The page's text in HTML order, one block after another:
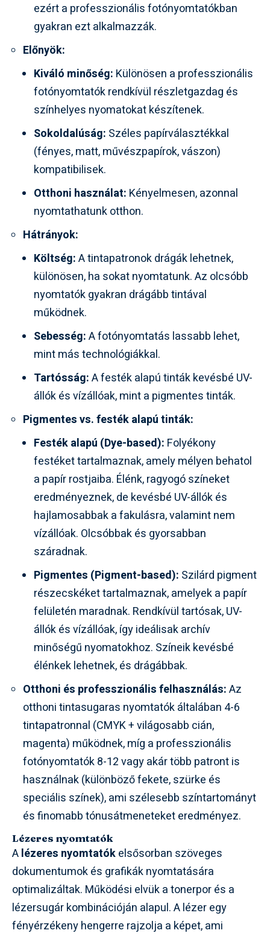
ezért a professzionális fotónyomtatókban
gyakran ezt alkalmazzák.
Előnyök:
Kiváló minőség: Különösen a professzionális
fotónyomtatók rendkívül részletgazdag és
színhelyes nyomatokat készítenek.
Sokoldalúság: Széles papírválasztékkal
(fényes, matt, művészpapírok, vászon)
kompatibilisek.
Otthoni használat: Kényelmesen, azonnal
nyomtathatunk otthon.
Hátrányok:
Költség:A tintapatronok drágák lehetnek,
különösen, ha sokat nyomtatunk. Az olcsóbb
nyomtatók gyakran drágább tintával
működnek.
Sebesség:A fotónyomtatás lassabb lehet,
mint más technológiákkal.
Tartósság:A festék alapú tinták kevésbé UV-
állók és vízállóak, mint a pigmentes tinták.
Pigmentes vs. festék alapú tinták:
Festék alapú (Dye-based): Folyékony
festéket tartalmaznak, amely mélyen behatol
a papír rostjaiba. Élénk, ragyogó színeket
eredményeznek, de kevésbé UV-állók és
hajlamosabbak a fakulásra, valamint nem
vízállóak. Olcsóbbak és gyorsabban
száradnak.
Pigmentes (Pigment-based): Szilárd pigment
részecskéket tartalmaznak, amelyek a papír
felületén maradnak. Rendkívül tartósak, UV-
állók és vízállóak, így ideálisak archív
minőségű nyomatokhoz. Színeik kevésbé
élénkek lehetnek, és drágábbak.
Otthoni és professzionális felhasználás:Az
otthoni tintasugaras nyomtatók általában 4-6
tintapatronnal (CMYK + világosabb cián,
magenta) működnek, míg a professzionális
fotónyomtatók 8-12 vagy akár több patront is
használnak (különböző fekete, szürke és
speciális színek), ami szélesebb színtartományt
és finomabb tónusátmeneteket eredményez.
Lézeres nyomtatók
Alézeres nyomtatókelsősorban szöveges
dokumentumok és grafikák nyomtatására
optimalizáltak. Működési elvük a tonerpor és a
lézersugár kombinációján alapul. A lézer egy
fényérzékeny hengerre rajzolja a képet, ami